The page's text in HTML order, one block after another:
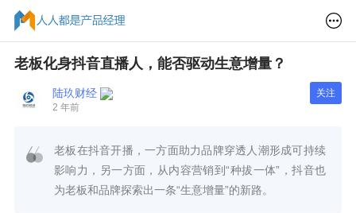
老板化身抖音直播人，能否驱动生意增量？
陆玖财经
2 年前
关注
老板在抖音开播，一方面助力品牌穿透人潮形成可持续
影响力，另一方面，从内容营销到“种拔一体”，抖音也
为老板和品牌探索出一条“生意增量”的新路。